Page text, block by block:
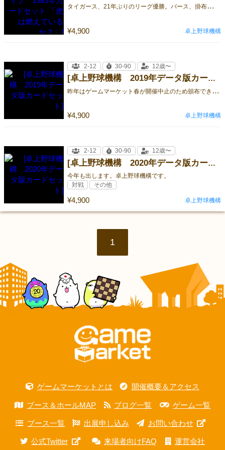
タ
イガース、21年ぶりのリーグ優勝。バース、掛布、岡田。伝説のバックスクリーン三連発がいま甦る。
¥4,900 卓上野球機構
[卓上野球機構 2019年データ版カードセット]
昨
年はゲームマーケット春が開催中止のため頒布できませんでした。ひょっとしてご希望の方もおられるかと思い、少しですが出展します。
¥4,900
2-12 30-90 12歳〜
卓上野球機構
[卓上野球機構 2020年データ版カードセット]
今年も出します。卓上野球機構です。
¥4,900
2-12 30-90 12歳〜
対戦 その他
卓上野球機構
1
ゲームマーケットとは 開催概要＆アクセス
ブース＆ホールMAP ブログ一覧 ゲーム一覧
ブース一覧 出展申し込み お問い合わせ
公式Twitter 来場者向けFAQ 運営会社